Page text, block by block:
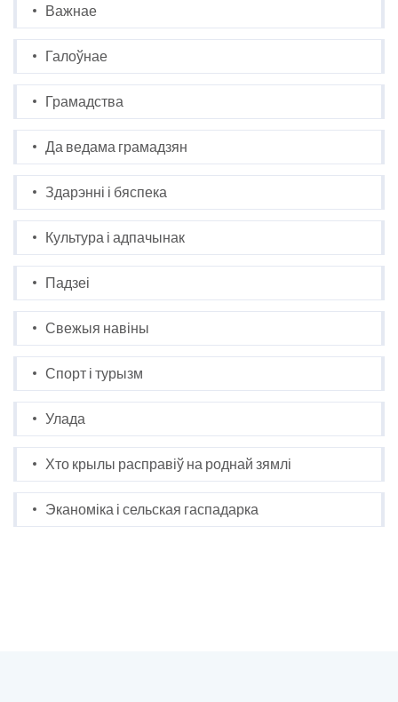
Важнае
Галоўнае
Грамадства
Да ведама грамадзян
Здарэнні і бяспека
Культура і адпачынак
Падзеі
Свежыя навіны
Спорт і турызм
Улада
Хто крылы расправіў на роднай зямлі
Эканоміка і сельская гаспадарка